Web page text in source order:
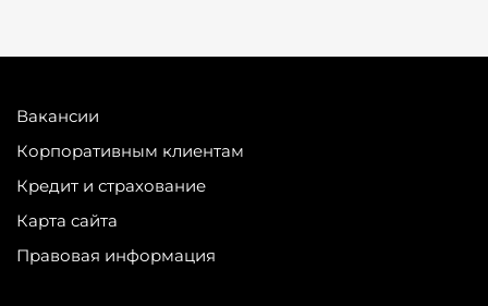
Вакансии
Корпоративным клиентам
Кредит и страхование
Карта сайта
Правовая информация